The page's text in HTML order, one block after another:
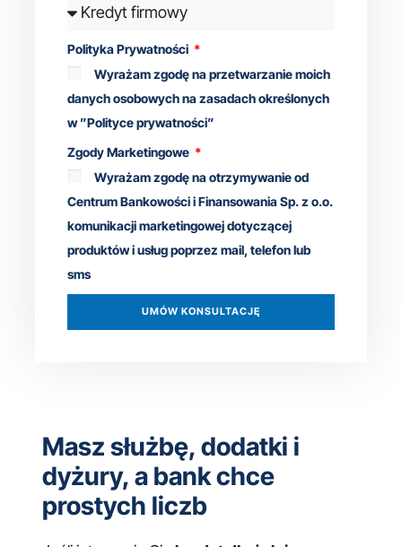
Polityka Prywatności
Wyrażam zgodę na przetwarzanie moich
danych osobowych na zasadach określonych
w ”Polityce prywatności”
Zgody Marketingowe
Wyrażam zgodę na otrzymywanie od
Centrum Bankowości i Finansowania Sp. z o.o.
komunikacji marketingowej dotyczącej
produktów i usług poprzez mail, telefon lub
sms
UMÓW KONSULTACJĘ
Masz służbę, dodatki i
dyżury, a bank chce
prostych liczb